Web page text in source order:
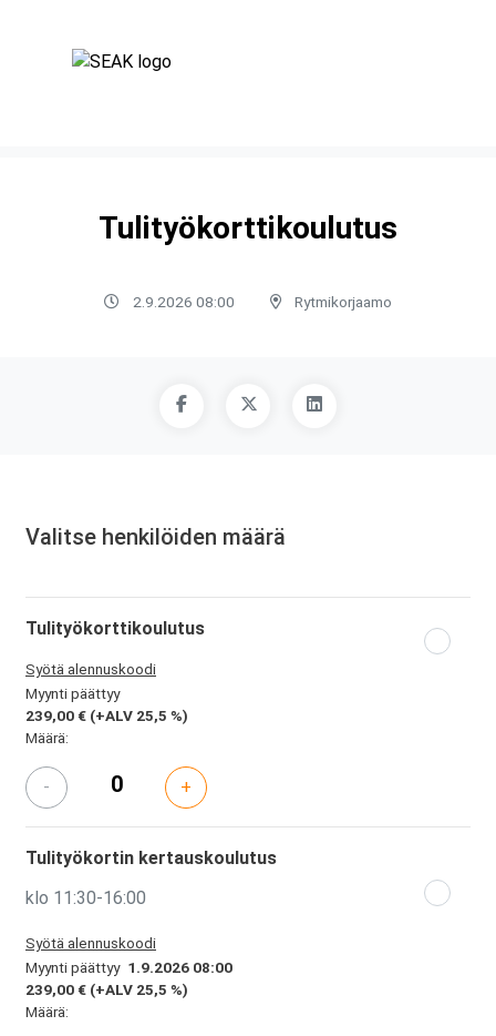
Tulityökorttikoulutus
2.9.2026 08:00 Rytmikorjaamo
Valitse henkilöiden määrä
Tulityökorttikoulutus
Syötä alennuskoodi
Myynti päättyy
239,00 € (+ALV 25,5 %)
Määrä:
- +
Tulityökortin kertauskoulutus
klo 11:30-16:00
Syötä alennuskoodi
Myynti päättyy 1.9.2026 08:00
239,00 € (+ALV 25,5 %)
Määrä: